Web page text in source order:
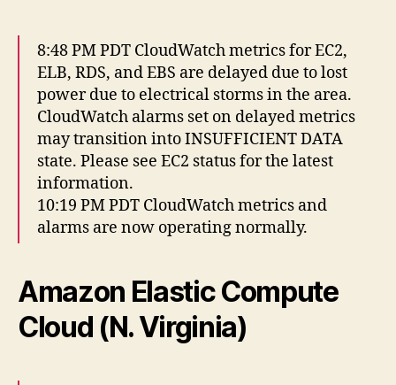
8:48 PM PDT CloudWatch metrics for EC2,
ELB, RDS, and EBS are delayed due to lost
power due to electrical storms in the area.
CloudWatch alarms set on delayed metrics
may transition into INSUFFICIENT DATA
state. Please see EC2 status for the latest
information.
10:19 PM PDT CloudWatch metrics and
alarms are now operating normally.
Amazon Elastic Compute
Cloud (N. Virginia)